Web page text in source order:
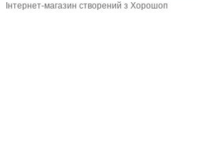
Інтернет-магазин створений з Хорошоп